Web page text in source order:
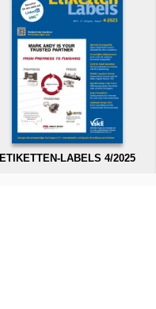
ETIKETTEN-LABELS 4/2025